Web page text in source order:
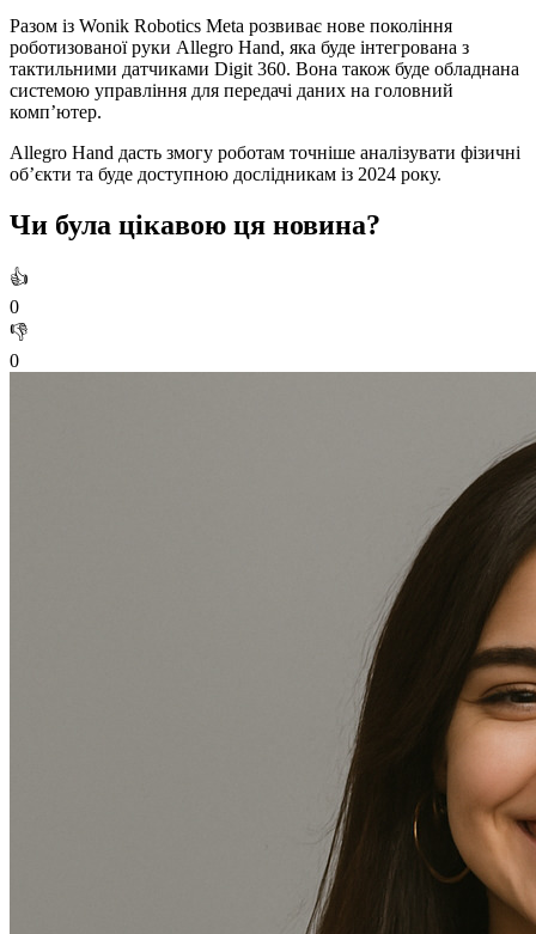
Разом із Wonik Robotics Meta розвиває нове покоління
роботизованої руки Allegro Hand, яка буде інтегрована з
тактильними датчиками Digit 360. Вона також буде обладнана
системою управління для передачі даних на головний
комп’ютер.
Allegro Hand дасть змогу роботам точніше аналізувати фізичні
об’єкти та буде доступною дослідникам із 2024 року.
Чи була цікавою ця новина?
👍
0
👎
0